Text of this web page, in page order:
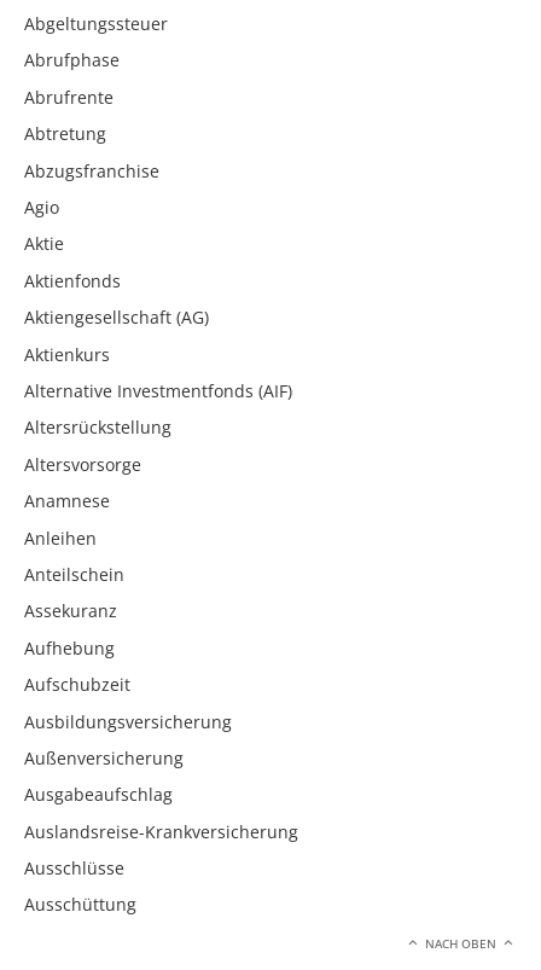
Abgeltungssteuer
Abrufphase
Abrufrente
Abtretung
Abzugsfranchise
Agio
Aktie
Aktienfonds
Aktiengesellschaft (AG)
Aktienkurs
Alternative Investmentfonds (AIF)
Altersrückstellung
Altersvorsorge
Anamnese
Anleihen
Anteilschein
Assekuranz
Aufhebung
Aufschubzeit
Ausbildungsversicherung
Außenversicherung
Ausgabeaufschlag
Auslandsreise-Krankversicherung
Ausschlüsse
Ausschüttung
NACH OBEN